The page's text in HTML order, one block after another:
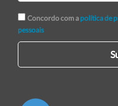
Concordo com a política de
pessoais